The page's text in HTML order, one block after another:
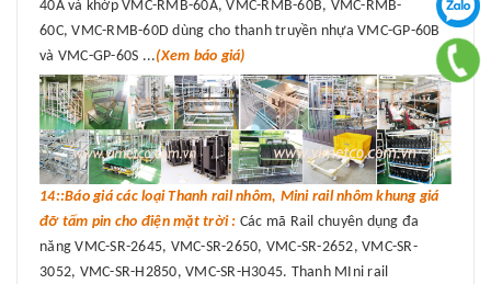
40A và khớp VMC-RMB-60A, VMC-RMB-60B, VMC-RMB-
60C, VMC-RMB-60D dùng cho thanh truyền nhựa VMC-GP-60B
và VMC-GP-60S ...(Xem báo giá)
14::Báo giá các loại Thanh rail nhôm, Mini rail nhôm khung giá
đỡ tấm pin cho điện mặt trời : Các mã Rail chuyên dụng đa
năng VMC-SR-2645, VMC-SR-2650, VMC-SR-2652, VMC-SR-
3052, VMC-SR-H2850, VMC-SR-H3045. Thanh MIni rail